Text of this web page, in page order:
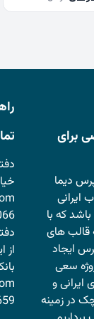
فعلی
برای
دیما
ایرانی
که با
های
ایجاد
سعی
ایرانی و
در زمینه
از